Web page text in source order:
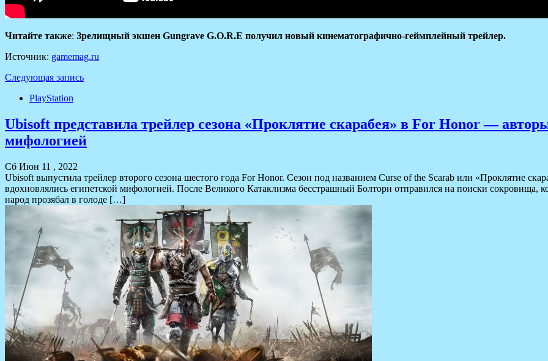
Читайте также: Зрелищный экшен Gungrave G.O.R.E получил новый кинематографично-геймплейный трейлер.
Источник: gamemag.ru
Следующая запись
PlayStation
Ubisoft представила трейлер сезона «Проклятие скарабея» в For Honor —
мифологией
Сб Июн 11 , 2022
Ubisoft выпустила трейлер второго сезона шестого года For Honor. Сезон под названием Curse of the Scarab или «Проклятие
вдохновлялись египетской мифологией. После Великого Катаклизма бесстрашный Болторн отправился на поиски сокровища,
народ прозябал в голоде […]